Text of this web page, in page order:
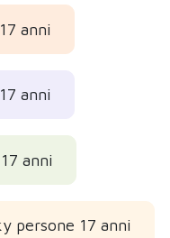
anni
anni
anni
persone 17 anni